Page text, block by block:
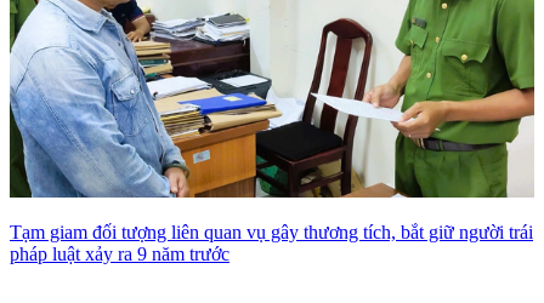
Tạm giam đối tượng liên quan vụ gây thương tích, bắt giữ người trái
pháp luật xảy ra 9 năm trước